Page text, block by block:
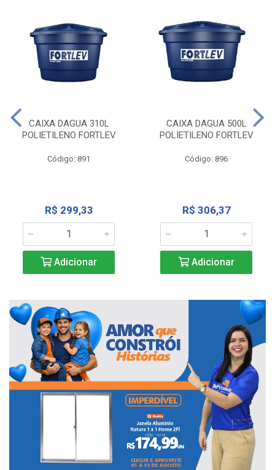
CAIXA DAGUA 310L
POLIETILENO FORTLEV
Código: 891
R$ 299,33
Adicionar
CAIXA DAGUA 500L
POLIETILENO FORTLEV
Código: 896
R$ 306,37
Adicionar